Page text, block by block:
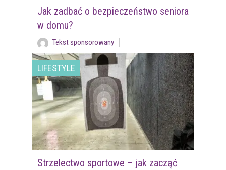
Jak zadbać o bezpieczeństwo seniora
w domu?
Tekst sponsorowany
LIFESTYLE
Strzelectwo sportowe – jak zacząć